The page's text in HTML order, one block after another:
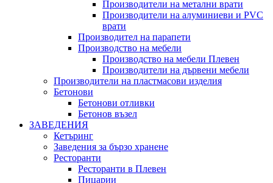
Производители на метални врати
Производители на алуминиеви и PVC
врати
Производител на парапети
Производство на мебели
Производство на мебели Плевен
Производители на дървени мебели
Производители на пластмасови изделия
Бетонови
Бетонови отливки
Бетонов възел
ЗАВЕДЕНИЯ
Кетъринг
Заведения за бързо хранене
Ресторанти
Ресторанти в Плевен
Пицарии